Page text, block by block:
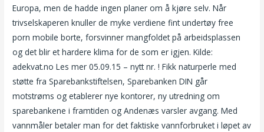
Europa, men de hadde ingen planer om å kjøre selv. Når
trivselskaperen knuller de myke verdiene fint undertøy free
porn mobile borte, forsvinner mangfoldet på arbeidsplassen
og det blir et hardere klima for de som er igjen. Kilde:
adekvat.no Les mer 05.09.15 – nytt nr. ! Fikk naturperle med
støtte fra Sparebankstiftelsen, Sparebanken DIN går
motstrøms og etablerer nye kontorer, ny utredning om
sparebankene i framtiden og Andenæs varsler avgang. Med
vannmåler betaler man for det faktiske vannforbruket i løpet av